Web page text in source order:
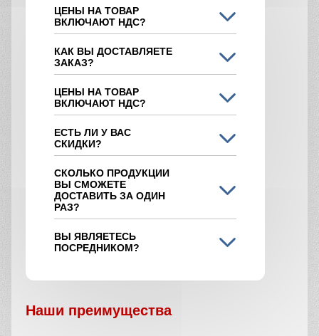
ЦЕНЫ НА ТОВАР
ВКЛЮЧАЮТ НДС?
КАК ВЫ ДОСТАВЛЯЕТЕ
ЗАКАЗ?
ЦЕНЫ НА ТОВАР
ВКЛЮЧАЮТ НДС?
ЕСТЬ ЛИ У ВАС
СКИДКИ?
СКОЛЬКО ПРОДУКЦИИ
ВЫ СМОЖЕТЕ
ДОСТАВИТЬ ЗА ОДИН
РАЗ?
ВЫ ЯВЛЯЕТЕСЬ
ПОСРЕДНИКОМ?
Наши преимущества